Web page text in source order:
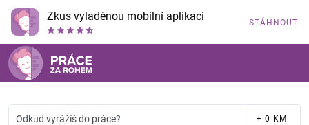
Zkus vyladěnou mobilní aplikaci STÁHNOUT
Odkud vyrážíš do práce? + 0 KM